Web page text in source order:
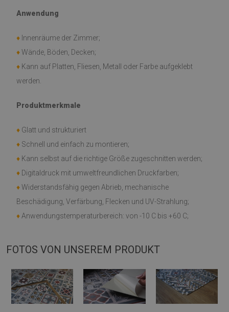
Anwendung
♦ Innenräume der Zimmer;
♦Wände, Böden, Decken;
♦ Kann auf Platten, Fliesen, Metall oder Farbe aufgeklebt
werden.
Produktmerkmale
♦ Glatt und strukturiert
♦ Schnell und einfach zu montieren;
♦ Kann selbst auf die richtige Größe zugeschnitten werden;
♦ Digitaldruck mit umweltfreundlichen Druckfarben;
♦Widerstandsfähig gegen Abrieb, mechanische
Beschädigung, Verfärbung, Flecken und UV-Strahlung;
♦ Anwendungstemperaturbereich: von -10 C bis +60 C;
FOTOS VON UNSEREM PRODUKT